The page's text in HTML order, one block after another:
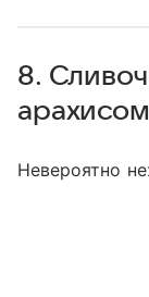
8.
арахисом
Невероятно